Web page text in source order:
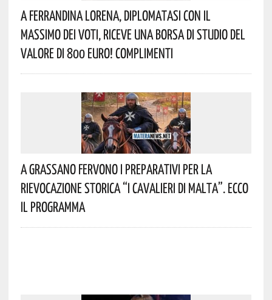
A Ferrandina Lorena, Diplomatasi Con Il
Massimo Dei Voti, Riceve Una Borsa Di Studio Del
Valore Di 800 Euro! Complimenti
A Grassano Fervono I Preparativi Per La
Rievocazione Storica “I CAVALIERI DI MALTA”. Ecco
Il Programma